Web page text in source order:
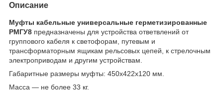
Описание
Муфты кабельные универсальные герметизированные
РМГУ8 предназначены для устройства ответвлений от
группового кабеля к светофорам, путевым и
трансформаторным ящикам рельсовых цепей, к стрелочным
электроприводам и другим устройствам.
Габаритные размеры муфты: 450х422х120 мм.
Масса — не более 33 кг.